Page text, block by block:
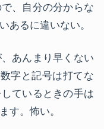
、自分の分からな
あるに違いない。
あんまり早くない
字と記号は打てな
ているときの手は
す。怖い。